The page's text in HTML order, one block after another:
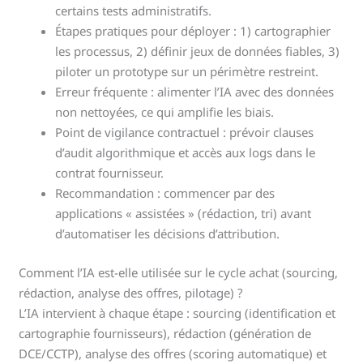
certains tests administratifs.
Étapes pratiques pour déployer : 1) cartographier
les processus, 2) définir jeux de données fiables, 3)
piloter un prototype sur un périmètre restreint.
Erreur fréquente : alimenter l’IA avec des données
non nettoyées, ce qui amplifie les biais.
Point de vigilance contractuel : prévoir clauses
d’audit algorithmique et accès aux logs dans le
contrat fournisseur.
Recommandation : commencer par des
applications « assistées » (rédaction, tri) avant
d’automatiser les décisions d’attribution.
Comment l’IA est-elle utilisée sur le cycle achat (sourcing,
rédaction, analyse des offres, pilotage) ?
L’IA intervient à chaque étape : sourcing (identification et
cartographie fournisseurs), rédaction (génération de
DCE/CCTP), analyse des offres (scoring automatique) et